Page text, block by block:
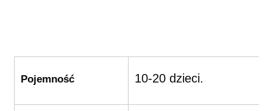
Pojemność 10-20 dzieci.